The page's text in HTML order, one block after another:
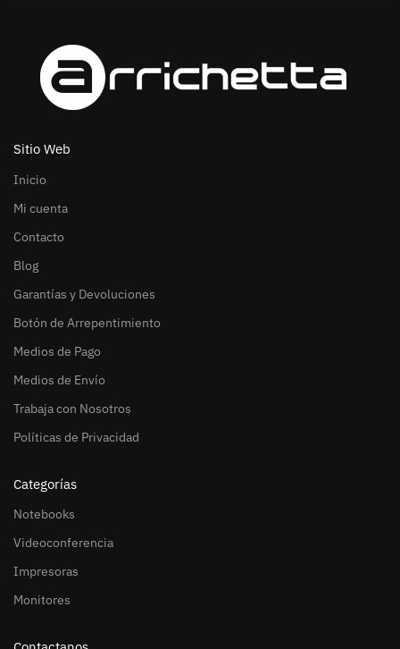
Sitio Web
Inicio
Mi cuenta
Contacto
Blog
Garantías y Devoluciones
Botón de Arrepentimiento
Medios de Pago
Medios de Envío
Trabaja con Nosotros
Políticas de Privacidad
Categorías
Notebooks
Videoconferencia
Impresoras
Monitores